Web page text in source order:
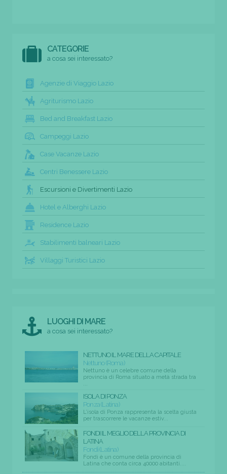
CATEGORIE
a cosa sei interessato?
Agenzie di Viaggio Lazio
Agriturismo Lazio
Bed and Breakfast Lazio
Campeggi Lazio
Case Vacanze Lazio
Centri Benessere Lazio
Escursioni e Divertimenti Lazio
Hotel e Alberghi Lazio
Residence Lazio
Stabilimenti balneari Lazio
Villaggi Turistici Lazio
LUOGHI DI MARE
a cosa sei interessato?
NETTUNO IL MARE DELLA CAPITALE
Nettuno (Roma)
Nettuno è un celebre comune della
provincia di Roma situato a metà strada tra
...
ISOLA DI PONZA
Ponza (Latina)
L’isola di Ponza rappresenta la scelta giusta
per trascorrere le vacanze estiv...
FONDI IL MEGLIO DELLA PROVINCIA DI
LATINA
Fondi (Latina)
Fondi è un comune della provincia di
Latina che conta circa 40000 abitanti....